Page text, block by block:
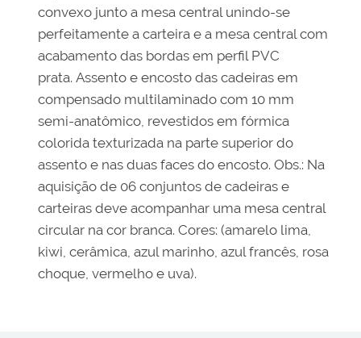
convexo junto a mesa central unindo-se
perfeitamente a carteira e a mesa central com
acabamento das bordas em perfil PVC
prata. Assento e encosto das cadeiras em
compensado multilaminado com 10 mm
semi-anatômico, revestidos em fórmica
colorida texturizada na parte superior do
assento e nas duas faces do encosto. Obs.: Na
aquisição de 06 conjuntos de cadeiras e
carteiras deve acompanhar uma mesa central
circular na cor branca. Cores: (amarelo lima,
kiwi, cerâmica, azul marinho, azul francês, rosa
choque, vermelho e uva).